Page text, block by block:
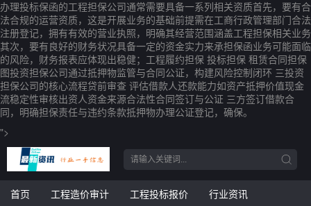
办理投标保函的工程担保公司通常需要具备一系列相关资质首先，要有合
法合规的运营资质，这是开展业务的基础前提需在工商行政管理部门合法
注册登记，拥有有效的营业执照，明确其经营范围涵盖工程担保相关业务
其次，要有良好的财务状况具备一定的资金实力来承担保函业务可能面临
的风险，财务报表应体现出稳健；工程履约担保 投标担保 租赁合同担保
图投资担保公司通过抵押物监管与合同公证，构建风险控制闭环 三投资
担保公司的核心流程贷前审查 评估借款人还款能力如资产抵押价值现金
流稳定性审核出资人资金来源合法性合同签订与公证 三方签订借款合
同，明确担保责任与违约条款抵押物办理公证登记，确保。
">
首页 工程造价审计 工程投标报价 行业资讯